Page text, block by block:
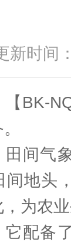
新时
气象
间地头
为农
备了